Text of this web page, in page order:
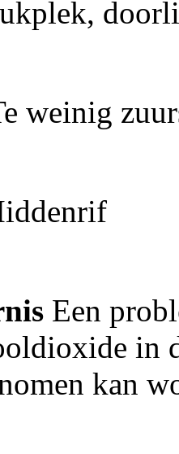
weinig
Een
in
kan